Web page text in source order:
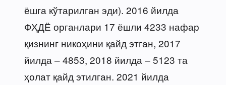
ёшга кўтарилган эди). 2016 йилда
ФҲДЁ органлари 17 ёшли 4233 нафар
қизнинг никоҳини қайд этган, 2017
йилда – 4853, 2018 йилда – 5123 та
ҳолат қайд этилган. 2021 йилда